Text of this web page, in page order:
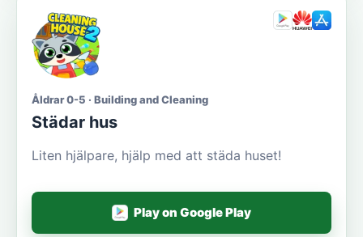
Åldrar 0-5 · Building and Cleaning
Städar hus
Liten hjälpare, hjälp med att städa huset!
Play on Google Play